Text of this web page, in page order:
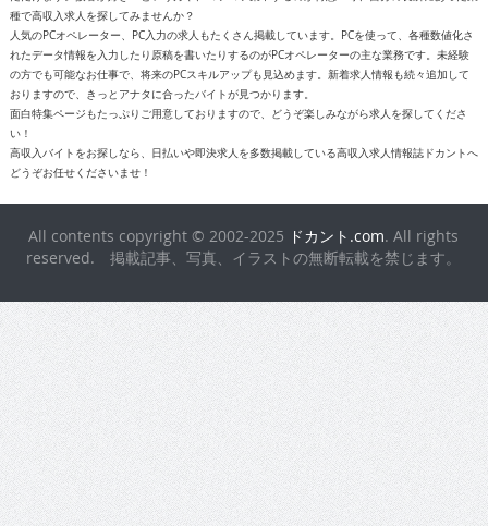
どうぞお任せくださいませ！
All contents copyright © 2002-2025ドカント.com. All rights
reserved. 掲載記事、写真、イラストの無断転載を禁じます。